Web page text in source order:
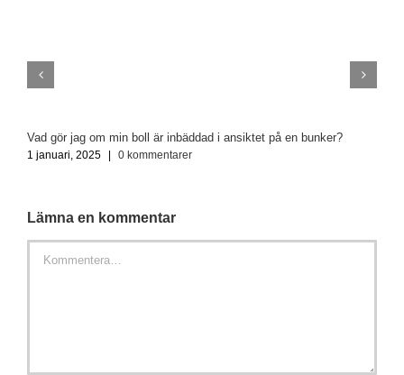
Vad gör jag om min boll är inbäddad i ansiktet på en bunker?
1 januari, 2025 0 kommentarer
Lämna en kommentar